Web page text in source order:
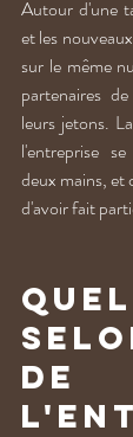
Autour d'une
et les
sur le même
partenaires
leurs jetons.
l'entreprise
deux mains, et
d'avoir fait
de